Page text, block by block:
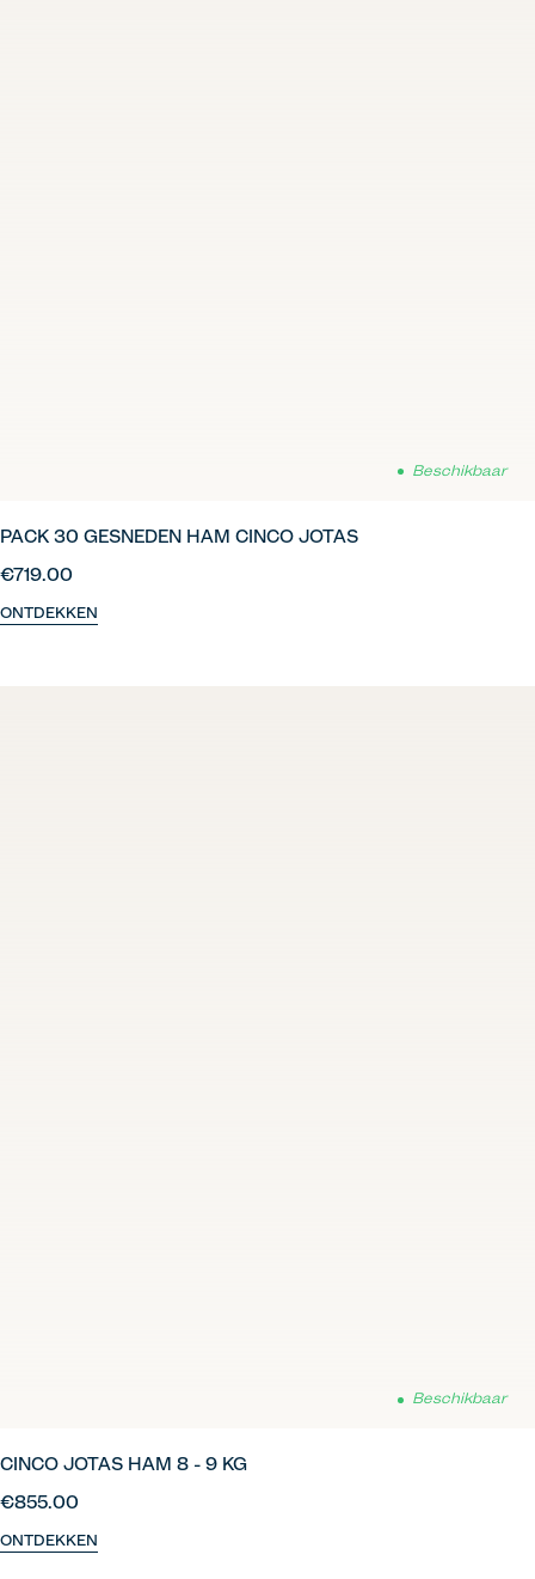
Beschikbaar
PACK 30 GESNEDEN HAM CINCO JOTAS
€719.00
ONTDEKKEN
Beschikbaar
CINCO JOTAS HAM 8 - 9 KG
€855.00
ONTDEKKEN